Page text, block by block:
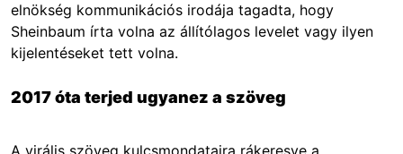
elnökség kommunikációs irodája tagadta, hogy
Sheinbaum írta volna az állítólagos levelet vagy ilyen
kijelentéseket tett volna.
2017 óta terjed ugyanez a szöveg